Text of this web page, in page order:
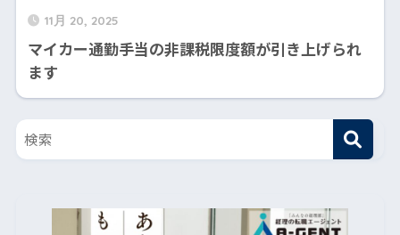
11月 20, 2025
マイカー通勤手当の非課税限度額が引き上げられ
ます